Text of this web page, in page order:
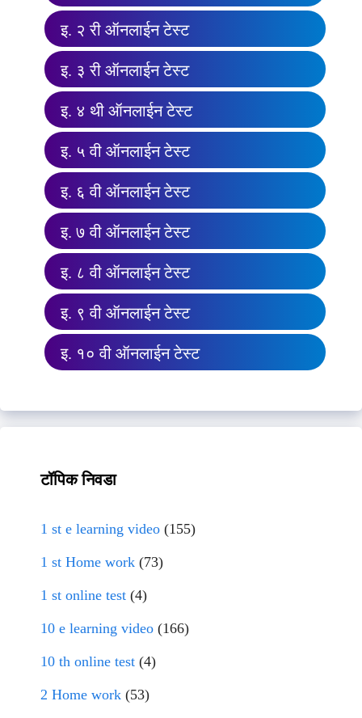
इ. २ री ऑनलाईन टेस्ट
इ. ३ री ऑनलाईन टेस्ट
इ. ४ थी ऑनलाईन टेस्ट
इ. ५ वी ऑनलाईन टेस्ट
इ. ६ वी ऑनलाईन टेस्ट
इ. ७ वी ऑनलाईन टेस्ट
इ. ८ वी ऑनलाईन टेस्ट
इ. ९ वी ऑनलाईन टेस्ट
इ. १० वी ऑनलाईन टेस्ट
टॉपिक निवडा
1 st e learning video (155)
1 st Home work (73)
1 st online test (4)
10 e learning video (166)
10 th online test (4)
2 Home work (53)